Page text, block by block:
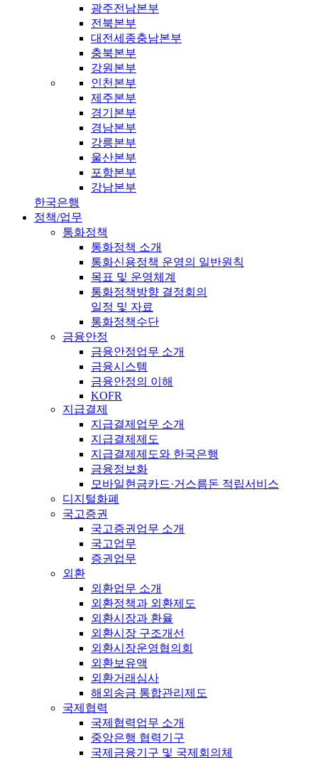
광주전남본부
전북본부
대전세종충남본부
충북본부
강원본부
인천본부
제주본부
경기본부
경남본부
강릉본부
울산본부
포항본부
강남본부
한국은행
정책/업무
통화정책
통화정책 소개
통화신용정책 운영의 일반원칙
목표 및 운영체계
통화정책방향 결정회의
일정 및 자료
통화정책수단
금융안정
금융안정업무 소개
금융시스템
금융안정의 이해
KOFR
지급결제
지급결제업무 소개
지급결제제도
지급결제제도와 한국은행
금융정보화
모바일현금카드·거스름돈 적립서비스
디지털화폐
국고증권
국고증권업무 소개
국고업무
증권업무
외환
외환업무 소개
외환정책과 외환제도
외환시장과 환율
외환시장 구조개선
외환시장운영협의회
외환보유액
외환거래심사
해외송금 통합관리제도
국제협력
국제협력업무 소개
중앙은행 협력기구
국제금융기구 및 국제회의체